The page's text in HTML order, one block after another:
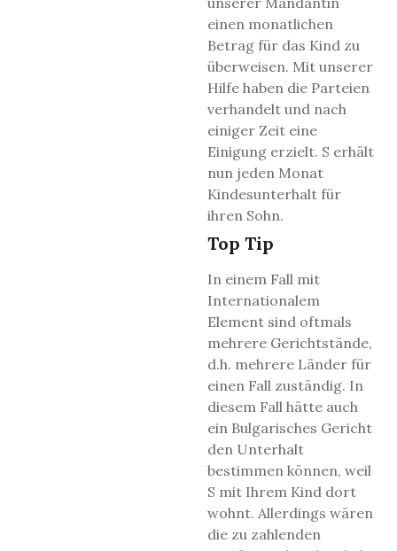
einen monatlichen
Betrag für das Kind zu
überweisen. Mit unserer
Hilfe haben die Parteien
verhandelt und nach
einiger Zeit eine
Einigung erzielt. S erhält
nun jeden Monat
Kindesunterhalt für
ihren Sohn.
Top Tip
In einem Fall mit
Internationalem
Element sind oftmals
mehrere Gerichtstände,
d.h. mehrere Länder für
einen Fall zuständig. In
diesem Fall hätte auch
ein Bulgarisches Gericht
den Unterhalt
bestimmen können, weil
S mit Ihrem Kind dort
wohnt. Allerdings wären
die zu zahlenden